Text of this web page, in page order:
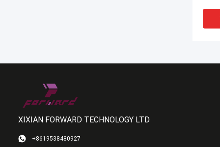
XIXIAN FORWARD TECHNOLOGY LTD
+8619538480927